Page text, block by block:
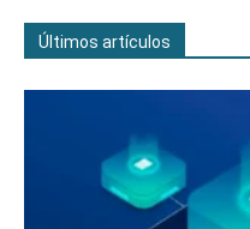
Últimos artículos